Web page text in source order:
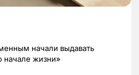
начали выдавать
начале жизни»